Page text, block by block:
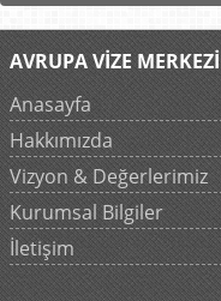
AVRUPA VİZE MERKEZİ
Anasayfa
Hakkımızda
Vizyon & Değerlerimiz
Kurumsal Bilgiler
İletişim